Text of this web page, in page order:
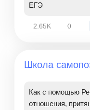
ЕГЭ
2.65K 0
Школа
Как с помощью
отношения,